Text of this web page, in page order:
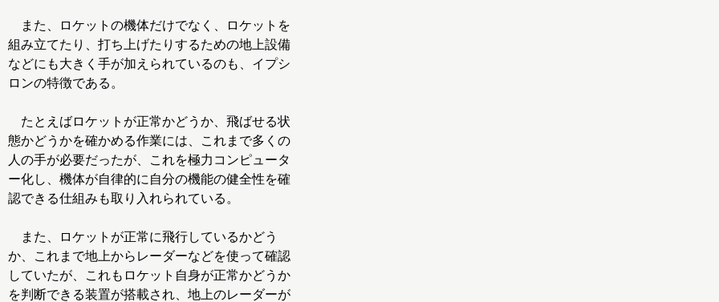
また、ロケットの機体だけでなく、ロケットを
組み立てたり、打ち上げたりするための地上設備
などにも大きく手が加えられているのも、イプシ
ロンの特徴である。
たとえばロケットが正常かどうか、飛ばせる状
態かどうかを確かめる作業には、これまで多くの
人の手が必要だったが、これを極力コンピュータ
ー化し、機体が自律的に自分の機能の健全性を確
認できる仕組みも取り入れられている。
また、ロケットが正常に飛行しているかどう
か、これまで地上からレーダーなどを使って確認
していたが、これもロケット自身が正常かどうか
を判断できる装置が搭載され、地上のレーダーが